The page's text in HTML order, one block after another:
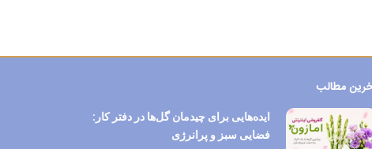
مطالب
ایده‌هایی برای چیدمان گل‌ها در دفتر کار:
فضایی سبز و پرانرژی